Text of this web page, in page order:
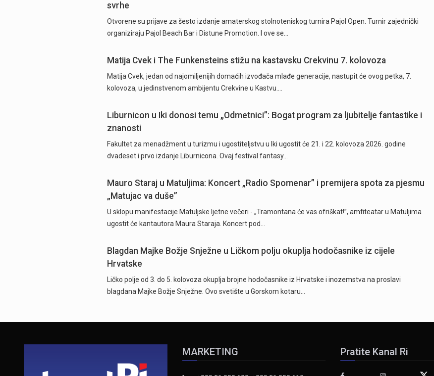
svrhe
Otvorene su prijave za šesto izdanje amaterskog stolnoteniskog turnira Pajol Open. Turnir zajednički
organiziraju Pajol Beach Bar i Distune Promotion. I ove se…
Matija Cvek i The Funkensteins stižu na kastavsku Crekvinu 7. kolovoza
Matija Cvek, jedan od najomiljenijih domaćih izvođača mlađe generacije, nastupit će ovog petka, 7.
kolovoza, u jedinstvenom ambijentu Crekvine u Kastvu.…
Liburnicon u Iki donosi temu „Odmetnici”: Bogat program za ljubitelje fantastike i
znanosti
Fakultet za menadžment u turizmu i ugostiteljstvu u Iki ugostit će 21. i 22. kolovoza 2026. godine
dvadeset i prvo izdanje Liburnicona. Ovaj festival fantasy…
Mauro Staraj u Matuljima: Koncert „Radio Spomenar” i premijera spota za pjesmu
„Matujac va duše”
U sklopu manifestacije Matuljske ljetne večeri - „Tramontana će vas ofriškat!”, amfiteatar u Matuljima
ugostit će kantautora Maura Staraja. Koncert pod…
Blagdan Majke Božje Snježne u Ličkom polju okuplja hodočasnike iz cijele
Hrvatske
Ličko polje od 3. do 5. kolovoza okuplja brojne hodočasnike iz Hrvatske i inozemstva na proslavi
blagdana Majke Božje Snježne. Ovo svetište u Gorskom kotaru…
MARKETING Pratite Kanal Ri